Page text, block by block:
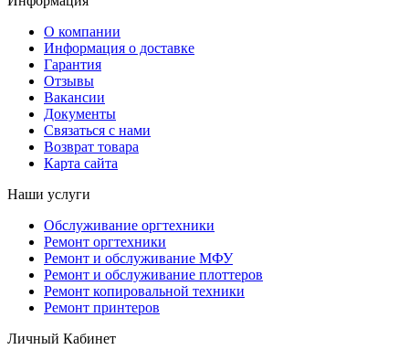
О компании
Информация о доставке
Гарантия
Отзывы
Вакансии
Документы
Связаться с нами
Возврат товара
Карта сайта
Наши услуги
Обслуживание оргтехники
Ремонт оргтехники
Ремонт и обслуживание МФУ
Ремонт и обслуживание плоттеров
Ремонт копировальной техники
Ремонт принтеров
Личный Кабинет